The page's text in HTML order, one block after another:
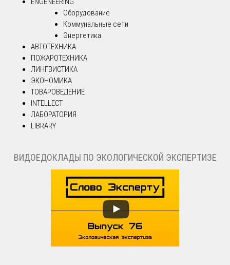
Оборудование
Коммунальные сети
Энергетика
АВТОТЕХНИКА
ПОЖАРОТЕХНИКА
ЛИНГВИСТИКА
ЭКОНОМИКА
ТОВАРОВЕДЕНИЕ
INTELLECT
ЛАБОРАТОРИЯ
LIBRARY
ВИДОЕДОКЛАДЫ ПО ЭКОЛОГИЧЕСКОЙ ЭКСПЕРТИЗЕ